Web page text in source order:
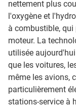
nettement plus
l'oxygène et
à combustible, qui
moteur. La
utilisée
que les voitures,
même les avions,
particulièrement
stations-service à